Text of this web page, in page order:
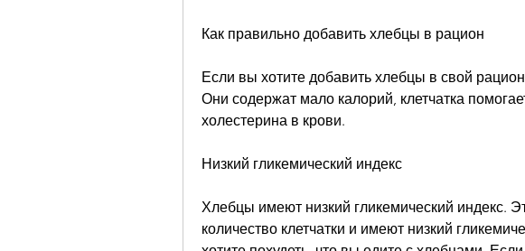
Как правильно добавить хлебцы в рацион
Если вы хотите добавить хлебцы в свой
Они содержат мало калорий, клетчатка
холестерина в крови.
Низкий гликемический индекс
Хлебцы имеют низкий гликемический индекс.
количество клетчатки и имеют низкий